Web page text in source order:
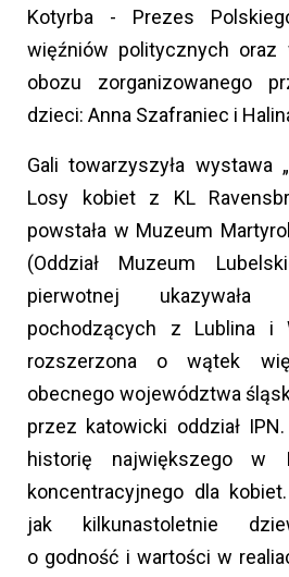
Kotyrba - Prezes
więźniów politycznych oraz
obozu zorganizowanego
dzieci: Anna Szafraniec i
Gali towarzyszyła wystawa
Losy kobiet z KL
powstała w Muzeum
(Oddział Muzeum
pierwotnej ukazywała
pochodzących z Lublina i
rozszerzona o wątek
obecnego województwa
przez katowicki oddział
historię największego w
koncentracyjnego dla
jak kilkunastoletnie
o godność i wartości w